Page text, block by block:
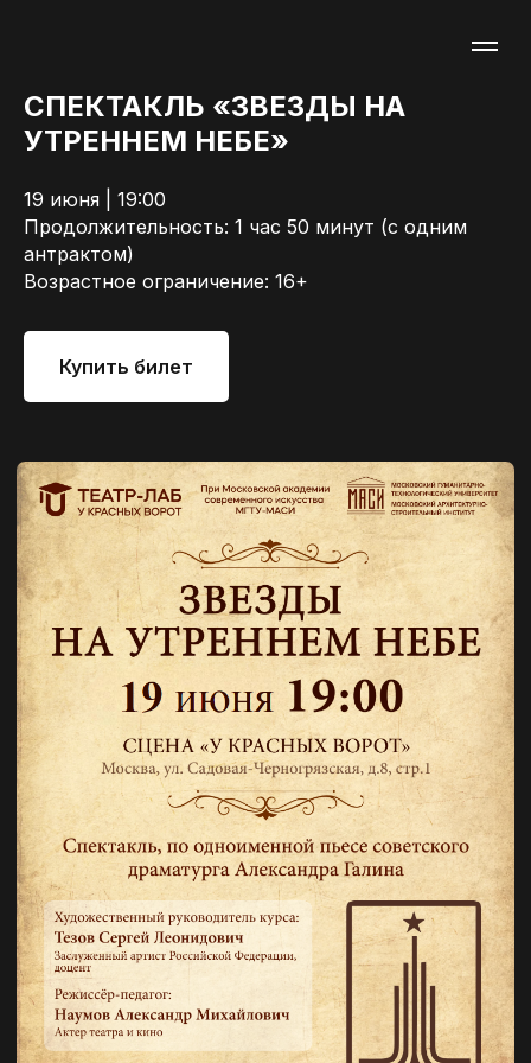
СПЕКТАКЛЬ «ЗВЕЗДЫ НА
УТРЕННЕМ НЕБЕ»
19 июня | 19:00
Продолжительность: 1 час 50 минут (с одним
антрактом)
Возрастное ограничение: 16+
Купить билет